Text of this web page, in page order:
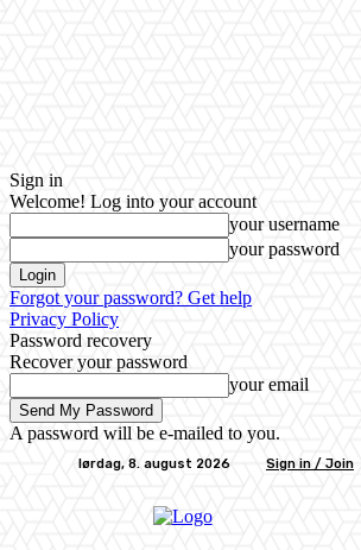
Sign in
Welcome! Log into your account
your username
your password
Forgot your password? Get help
Privacy Policy
Password recovery
Recover your password
your email
A password will be e-mailed to you.
lørdag, 8. august 2026 Sign in / Join